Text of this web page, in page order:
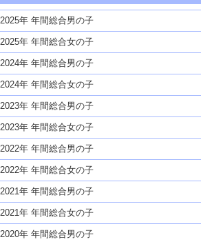
2025年 年間総合男の子
2025年 年間総合女の子
2024年 年間総合男の子
2024年 年間総合女の子
2023年 年間総合男の子
2023年 年間総合女の子
2022年 年間総合男の子
2022年 年間総合女の子
2021年 年間総合男の子
2021年 年間総合女の子
2020年 年間総合男の子